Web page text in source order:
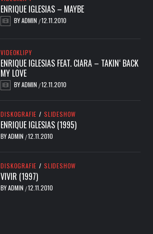
ENRIQUE IGLESIAS – MAYBE
BYADMIN /12.11.2010
VIDEOKLIPY
ENRIQUE IGLESIAS FEAT. CIARA – TAKIN‘ BACK
MY LOVE
BYADMIN /12.11.2010
DISKOGRAFIE / SLIDESHOW
ENRIQUE IGLESIAS (1995)
BYADMIN /12.11.2010
DISKOGRAFIE / SLIDESHOW
VIVIR (1997)
BYADMIN /12.11.2010